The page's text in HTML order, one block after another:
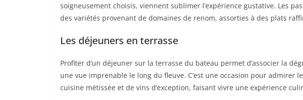
soigneusement choisis, viennent sublimer l’expérience gustative. Les
des variétés provenant de domaines de renom, assorties à des plats
Les déjeuners en terrasse
Profiter d’un déjeuner sur la terrasse du bateau permet d’associer la
une vue imprenable le long du fleuve. C’est une occasion pour admirer
cuisine métissée et de vins d’exception, faisant vivre une expérience